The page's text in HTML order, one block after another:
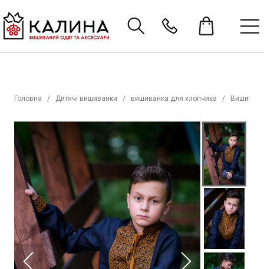
Головна Дитячі вишиванки вишиванка для хлопчика Вишиті